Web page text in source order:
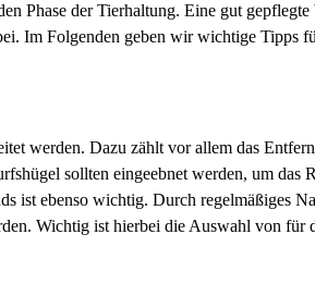
Phase der Tierhaltung. Eine gut
Im Folgenden geben wir wichtige Tipps
werden. Dazu zählt vor allem das
sollten eingeebnet werden, um das
ist ebenso wichtig. Durch regelmäßiges
Wichtig ist hierbei die Auswahl von für